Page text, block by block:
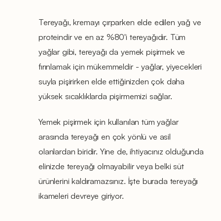
Tereyağı, kremayı çırparken elde edilen yağ ve
proteindir ve en az %80'i tereyağıdır. Tüm
yağlar gibi, tereyağı da yemek pişirmek ve
fırınlamak için mükemmeldir - yağlar, yiyecekleri
suyla pişirirken elde ettiğinizden çok daha
yüksek sıcaklıklarda pişirmemizi sağlar.
Yemek pişirmek için kullanılan tüm yağlar
arasında tereyağı en çok yönlü ve asil
olanlardan biridir. Yine de, ihtiyacınız olduğunda
elinizde tereyağı olmayabilir veya belki süt
ürünlerini kaldıramazsınız. İşte burada tereyağı
ikameleri devreye giriyor.